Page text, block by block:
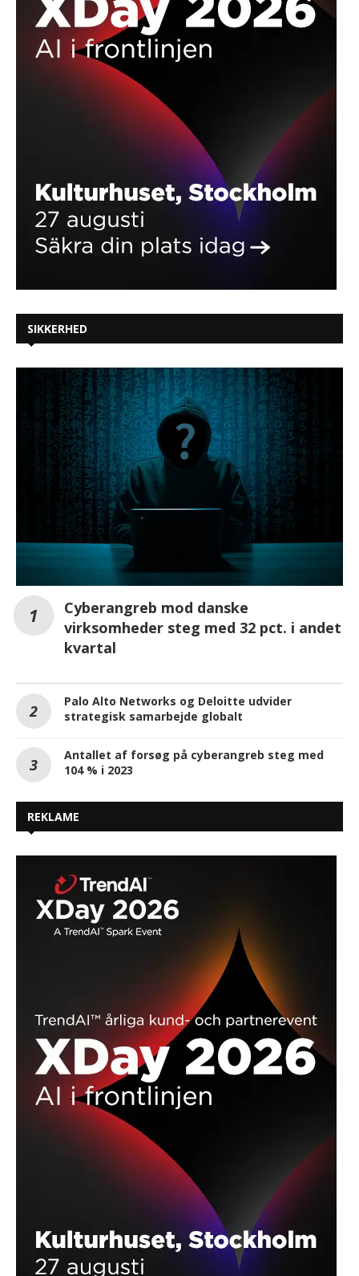
SIKKERHED
Cyberangreb mod danske
virksomheder steg med 32 pct. i andet
kvartal
Palo Alto Networks og Deloitte udvider
strategisk samarbejde globalt
Antallet af forsøg på cyberangreb steg med
104 % i 2023
REKLAME